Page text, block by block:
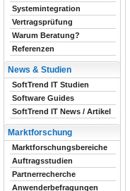
Systemintegration
Vertragsprüfung
Warum Beratung?
Referenzen
News & Studien
SoftTrend IT Studien
Software Guides
SoftTrend IT News / Artikel
Marktforschung
Marktforschungsbereiche
Auftragsstudien
Partnerrecherche
Anwenderbefragungen